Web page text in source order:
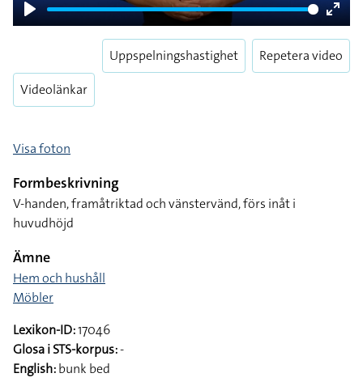
Play
Enter
Videolänkar
Uppspelningshastighet Repetera video
Visa foton
Formbeskrivning
V-handen, framåtriktad och vänstervänd, förs inåt i
huvudhöjd
Ämne
Hem och hushåll
Möbler
Lexikon-ID:17046
Glosa i STS-korpus:-
English:bunk bed